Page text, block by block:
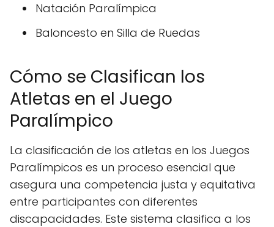
Natación Paralímpica
Baloncesto en Silla de Ruedas
Cómo se Clasifican los
Atletas en el Juego
Paralímpico
La clasificación de los atletas en los Juegos
Paralímpicos es un proceso esencial que
asegura una competencia justa y equitativa
entre participantes con diferentes
discapacidades. Este sistema clasifica a los